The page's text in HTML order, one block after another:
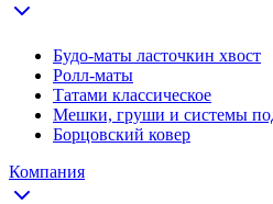
Будо-маты ласточкин хвост
Ролл-маты
Татами классическое
Мешки, груши и системы
Борцовский ковер
Компания